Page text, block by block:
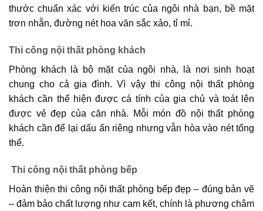
thước chuẩn xác với kiến trúc của ngôi nhà bạn, bề mặt
trơn nhẵn, đường nét hoa văn sắc xảo, tỉ mỉ.
Thi công nội thất phòng khách
Phòng khách là bộ mặt của ngôi nhà, là nơi sinh hoạt
chung cho cả gia đình. Vì vậy thi công nội thất phòng
khách cần thể hiện được cá tính của gia chủ và toát lên
được vẻ đẹp của căn nhà. Mỗi món đồ nội thất phòng
khách cần để lại dấu ấn riêng nhưng vẫn hòa vào nét tổng
thể.
Thi công nội thất phòng bếp
Hoàn thiện thi công nội thất phòng bếp đẹp – đúng bản vẽ
– đảm bảo chất lượng như cam kết, chính là phương châm